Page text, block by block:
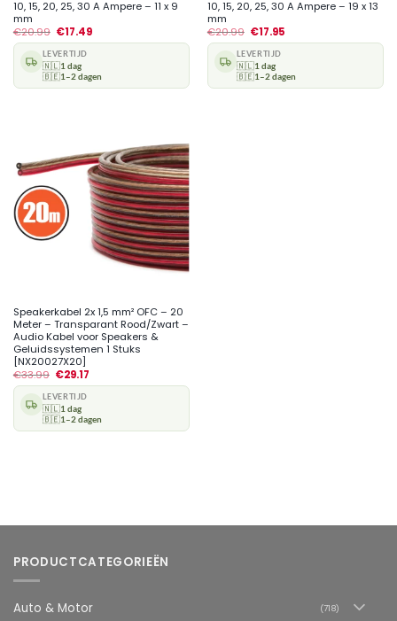
10, 15, 20, 25, 30 A Ampere – 11 x 9
mm
€20.99 €17.49
LEVERTIJD
🇳🇱1 dag
🇧🇪1–2 dagen
10, 15, 20, 25, 30 A Ampere – 19 x 13
mm
€20.99 €17.95
LEVERTIJD
🇳🇱1 dag
🇧🇪1–2 dagen
Speakerkabel 2x 1,5 mm² OFC – 20
Meter – Transparant Rood/Zwart –
Audio Kabel voor Speakers &
Geluidssystemen 1 Stuks
[NX20027X20]
€33.99 €29.17
LEVERTIJD
🇳🇱1 dag
🇧🇪1–2 dagen
PRODUCTCATEGORIEËN
Auto & Motor (718)